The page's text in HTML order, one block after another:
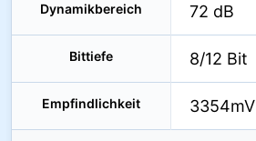
Dynamikbereich 72 dB
Bittiefe 8/12 Bit
Empfindlichkeit 3354mV